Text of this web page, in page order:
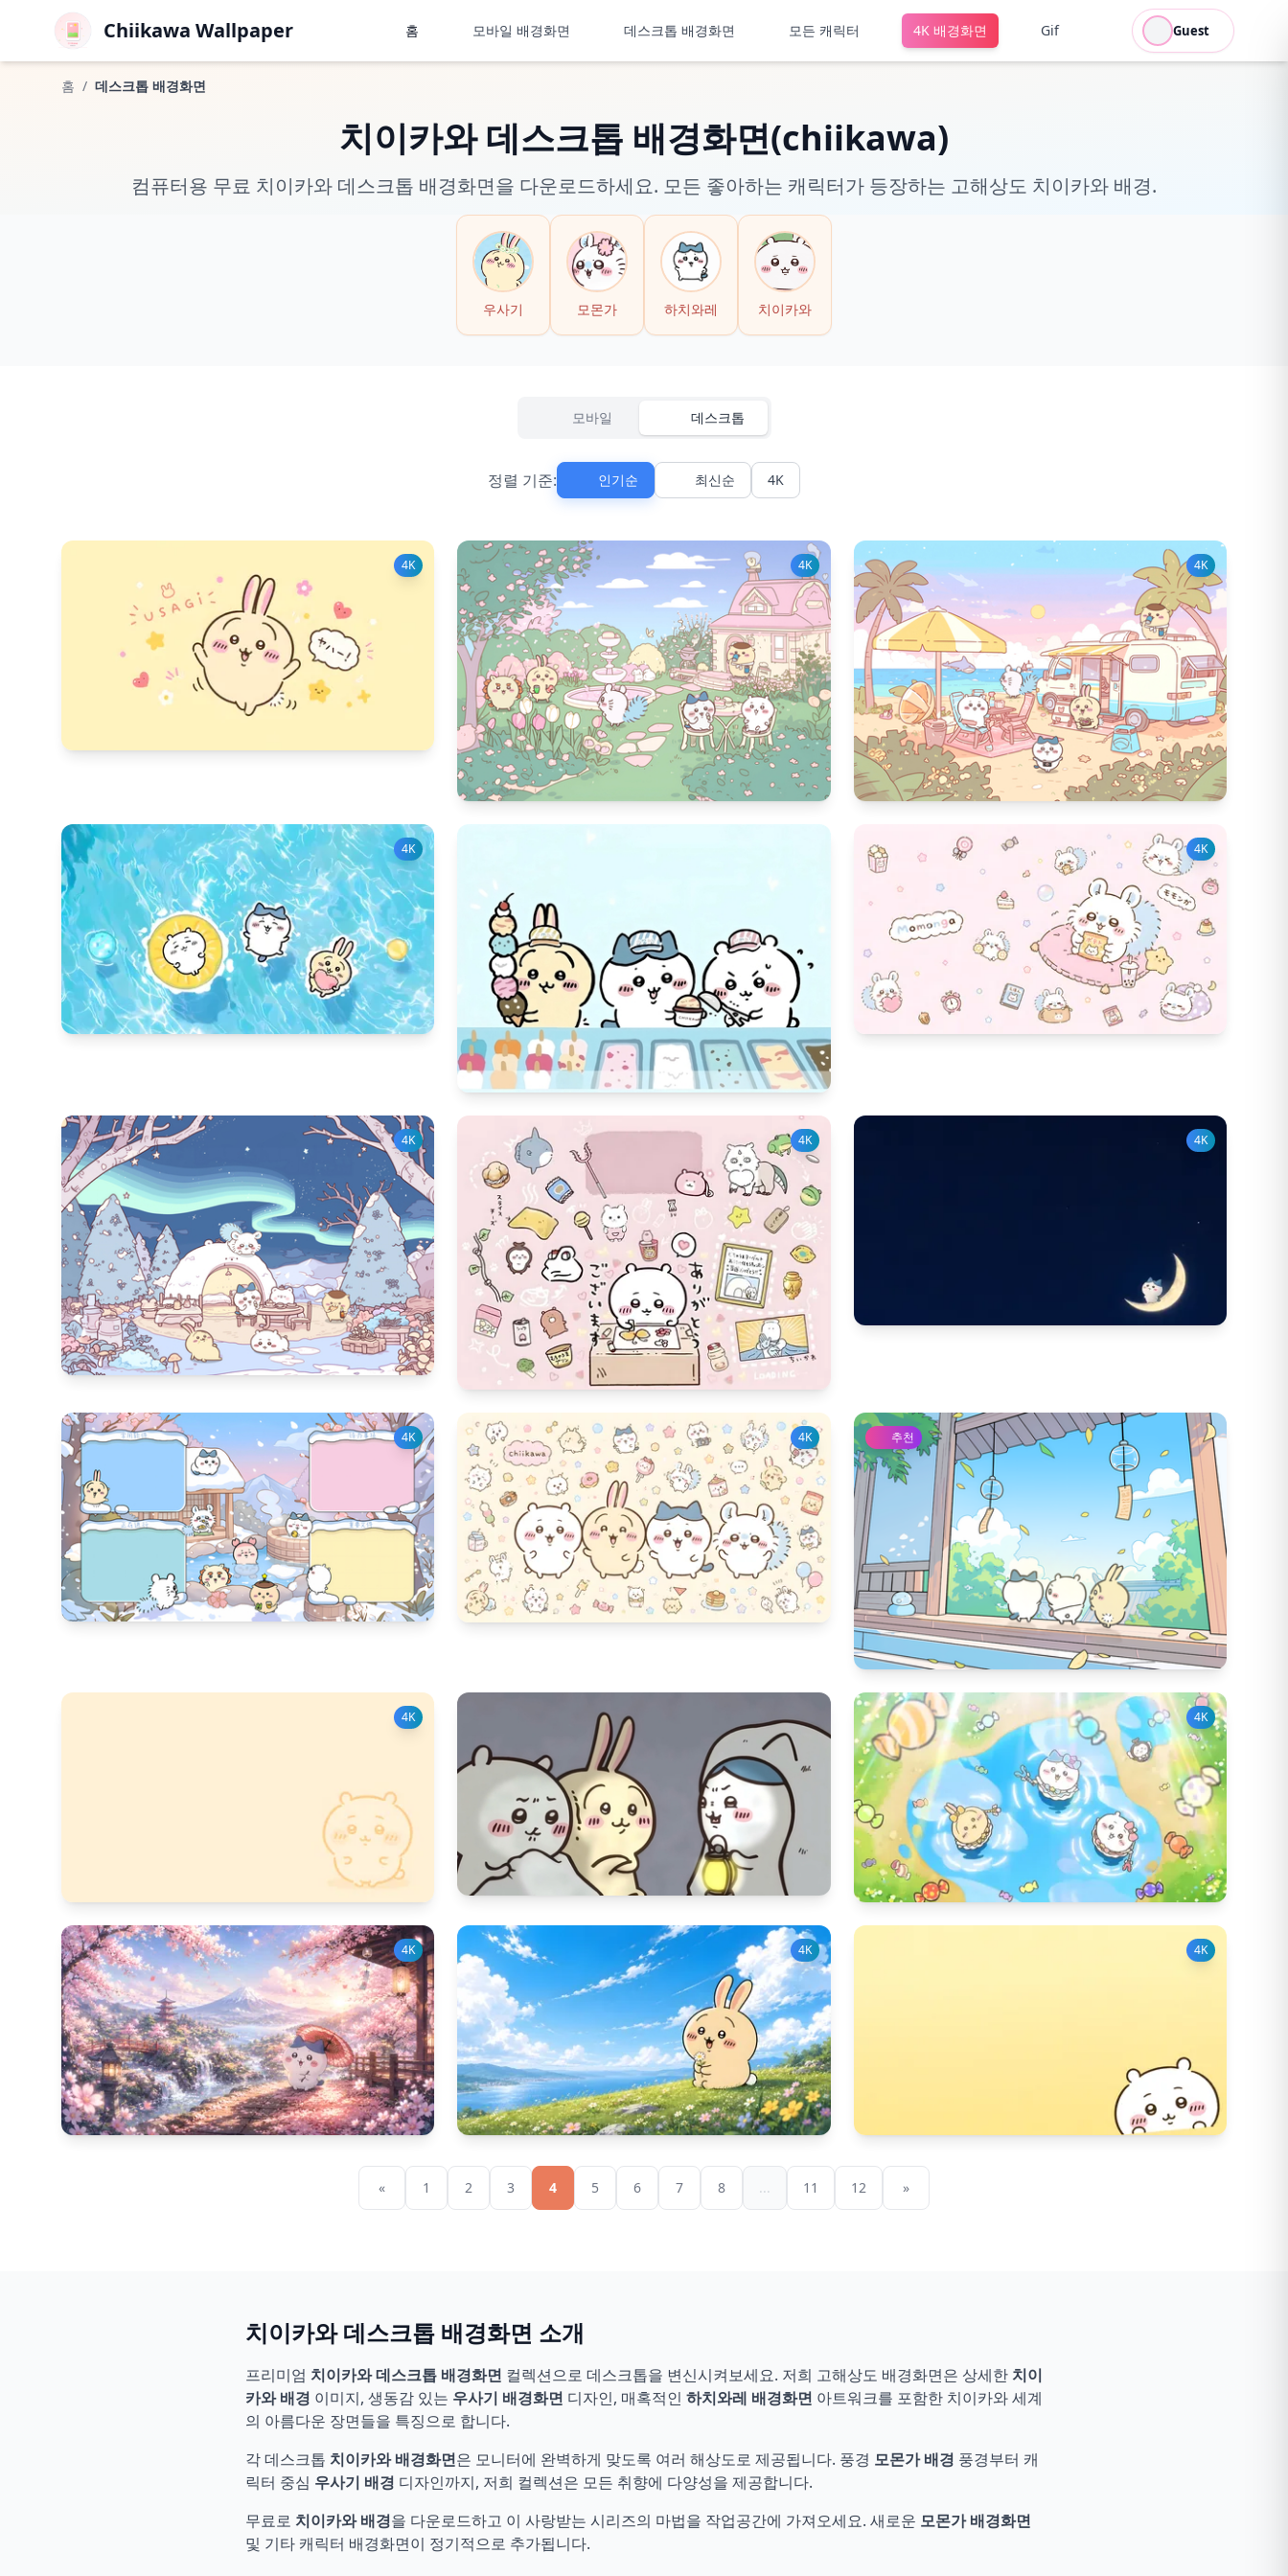
Chiikawa Wallpaper 홈 모바일 배경화면 데스크톱 배경화면 모든 캐릭터 4K 배경화면 Gif Guest
홈 / 데스크톱 배경화면
치이카와 데스크톱 배경화면(chiikawa)
컴퓨터용 무료 치이카와 데스크톱 배경화면을 다운로드하세요. 모든 좋아하는 캐릭터가 등장하는 고해상도 치이카와 배경.
우사기 모몬가 하치와레 치이카와
모바일 데스크톱
정렬 기준: 인기순 최신순 4K
4K 4K
1134 다운 수 13 좋아요 수
4K
942 다운 수 9 좋아요 수
4K
539 다운 수 26 좋아요 수
4012 다운 수 13 좋아요 수
4K
359 다운 수 12 좋아요 수
4K
1988 다운 수 13 좋아요 수
4K
415 다운 수 17 좋아요 수
4K
19 좋아요 수
4K
1894 다운 수 10 좋아요 수
4K
315 다운 수 12 좋아요 수
추천
960 다운 수 16 좋아요 수
4K
11 좋아요 수 1291 9 좋아요 수
4K
356 다운 수 15 좋아요 수
4K
230 다운 수 10 좋아요 수
4K
230 다운 수 7 좋아요 수
4K
14 좋아요 수
« 1 2 3 4 5 6 7 8 ... 11 12 »
치이카와 데스크톱 배경화면 소개
프리미엄 치이카와 데스크톱 배경화면 컬렉션으로 데스크톱을 변신시켜보세요. 저희 고해상도 배경화면은 상세한 치이
카와 배경 이미지, 생동감 있는 우사기 배경화면 디자인, 매혹적인 하치와레 배경화면 아트워크를 포함한 치이카와 세계
의 아름다운 장면들을 특징으로 합니다.
각 데스크톱 치이카와 배경화면은 모니터에 완벽하게 맞도록 여러 해상도로 제공됩니다. 풍경 모몬가 배경 풍경부터 캐
릭터 중심 우사기 배경 디자인까지, 저희 컬렉션은 모든 취향에 다양성을 제공합니다.
무료로 치이카와 배경을 다운로드하고 이 사랑받는 시리즈의 마법을 작업공간에 가져오세요. 새로운 모몬가 배경화면
및 기타 캐릭터 배경화면이 정기적으로 추가됩니다.